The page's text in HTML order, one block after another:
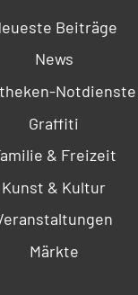
Beiträge
News
Notdienste
Graffiti
& Freizeit
Kunst & Kultur
Märkte